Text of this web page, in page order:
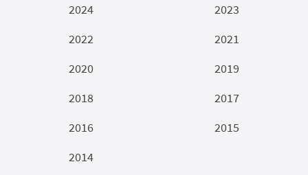
2024
2023
2022
2021
2020
2019
2018
2017
2016
2015
2014